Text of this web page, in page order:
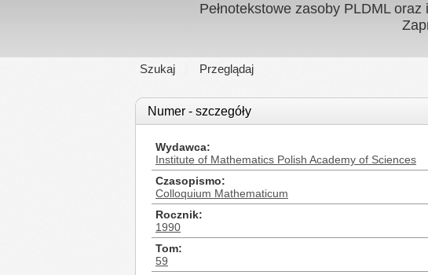
Pełnotekstowe zasoby PLDML
Szukaj Przeglądaj
Numer - szczegóły
Wydawca
Institute of Mathematics Polish Academy of Sciences
Czasopismo
Colloquium Mathematicum
Rocznik
1990
Tom
59